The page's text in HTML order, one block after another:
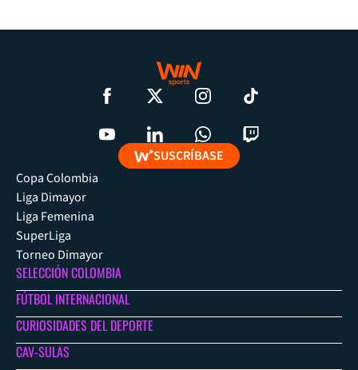
SUSCRÍBASE
Copa Colombia
Liga Dimayor
Liga Femenina
SuperLiga
Torneo Dimayor
SELECCIÓN COLOMBIA
FÚTBOL INTERNACIONAL
CURIOSIDADES DEL DEPORTE
CAV-SULAS